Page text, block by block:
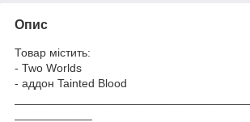
Опис
Товар містить:
- Two Worlds
- аддон Tainted Blood